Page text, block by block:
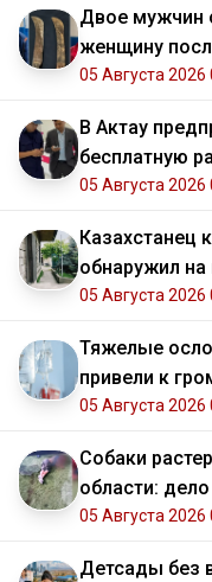
Двое мужчин
женщину
05 Августа 2026
В Актау
бесплатную
05 Августа 2026
Казахстанец
обнаружил
05 Августа 2026
Тяжелые
привели к
05 Августа 2026
Собаки
области:
05 Августа 2026
Детсады без